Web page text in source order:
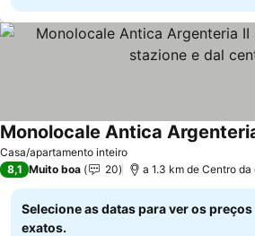
Casa/apartamento inteiro
8,1 Muito boa 20 a 1.3 km de Centro
Selecione as datas para ver os preços
exatos.